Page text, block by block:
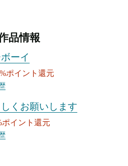
品情報
ーイ
ポイント還元
くお願いします
ポイント還元